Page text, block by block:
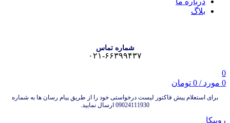
بلاگ
شماره تماس
۰۲۱-۶۶۳۹۹۴۳۷
0
0 مورد /
0 تومان
برای استعلام پیش فاکتور لیست درخواستی خود را از طریق پیام رسان ها به شماره
09024111930 ارسال نمایید.
روبیکا